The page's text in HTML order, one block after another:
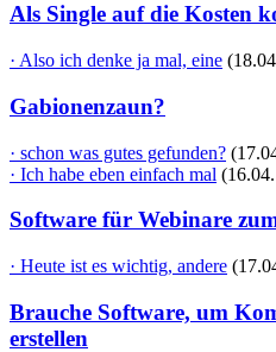
Als Single auf die Kosten
· Also ich denke ja mal, eine
Gabionenzaun?
· schon was gutes gefunden?
· Ich habe eben einfach mal
Software für Webinare
· Heute ist es wichtig, andere
Brauche Software, um
erstellen